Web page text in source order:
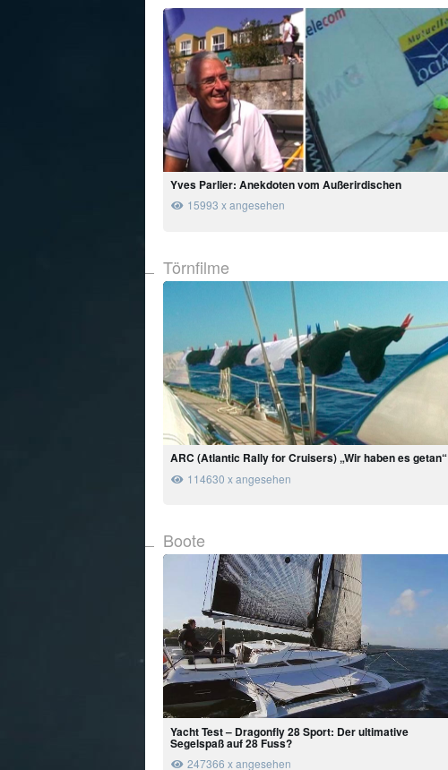
Yves Parlier: Anekdoten vom Außerirdischen
15993 x angesehen
Törnfilme
ARC (Atlantic Rally for Cruisers) „Wir haben es getan“
114630 x angesehen
Boote
Yacht Test – Dragonfly 28 Sport: Der ultimative
Segelspaß auf 28 Fuss?
247366 x angesehen